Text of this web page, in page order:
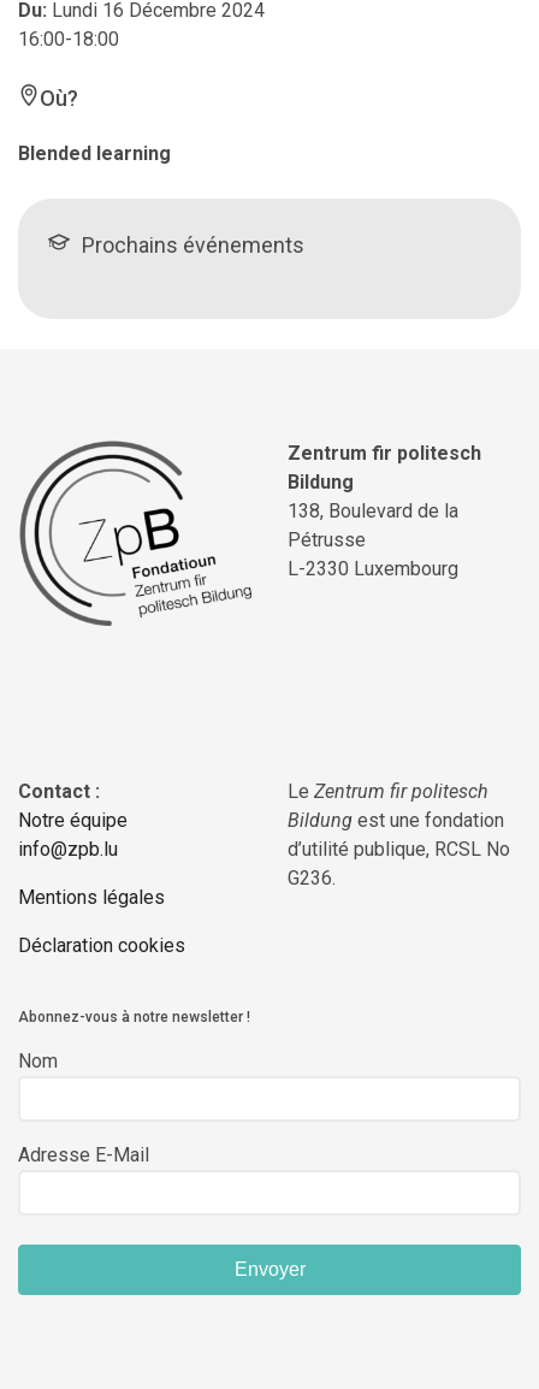
Du: Lundi 16 Décembre 2024
16:00-18:00
Où?
Blended learning
Prochains événements
Zentrum fir politesch
Bildung
138, Boulevard de la
Pétrusse
L-2330 Luxembourg
Contact :
Notre équipe
info@zpb.lu
Mentions légales
Déclaration cookies
Le Zentrum fir politesch
Bildung est une fondation
d’utilité publique, RCSL No
G236.
Abonnez-vous à notre newsletter !
Nom
Adresse E-Mail
Envoyer